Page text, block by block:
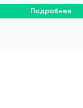
Подробнее